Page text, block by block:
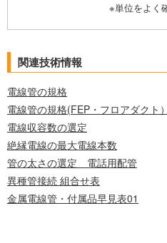
※単位をよく
関連技術情報
電線管の規格
電線管の規格(FEP・フロアダクト）
電線収容数の選定
絶縁電線の最大電線本数
管の太さの選定 電話用配管
異種管接続 組合せ表
金属電線管・付属品早見表01